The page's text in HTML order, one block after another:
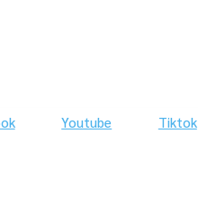
Youtube Tiktok